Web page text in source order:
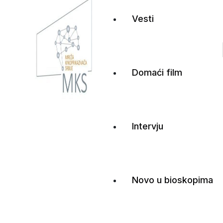
Mreža
Vesti
Domaći film
Intervju
Novo u bioskopima